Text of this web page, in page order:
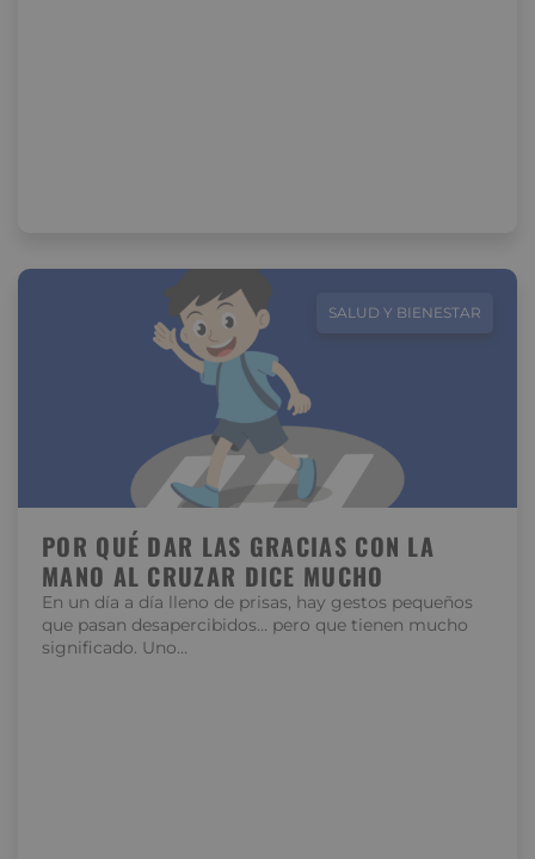
SALUD Y BIENESTAR
POR QUÉ DAR LAS GRACIAS CON LA
MANO AL CRUZAR DICE MUCHO
En un día a día lleno de prisas, hay gestos pequeños
que pasan desapercibidos… pero que tienen mucho
significado. Uno…